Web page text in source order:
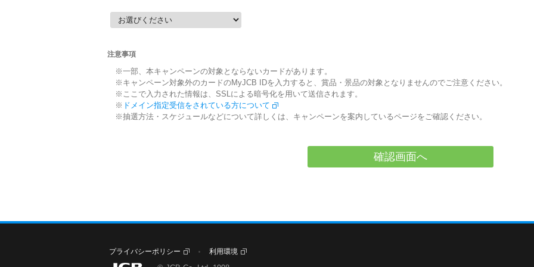
注意事項
一部、本キャンペーンの対象とならないカードがあります。
キャンペーン対象外のカードのMyJCB IDを入力すると、賞品・景品の対象となりませんのでご注意ください。
ここで入力された情報は、SSLによる暗号化を用いて送信されます。
ドメイン指定受信をされている方について
抽選方法・スケジュールなどについて詳しくは、キャンペーンを案内しているページをご確認ください。
プライバシーポリシー 利用環境